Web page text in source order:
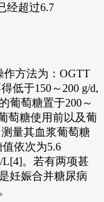
经超过6.7
作方法为：OGTT
低于150～200 g/d,
葡萄糖置于200～
萄糖使用前以及葡
量其血浆葡萄糖
依次为5.6
L[4]。若有两项甚
妊娠合并糖尿病